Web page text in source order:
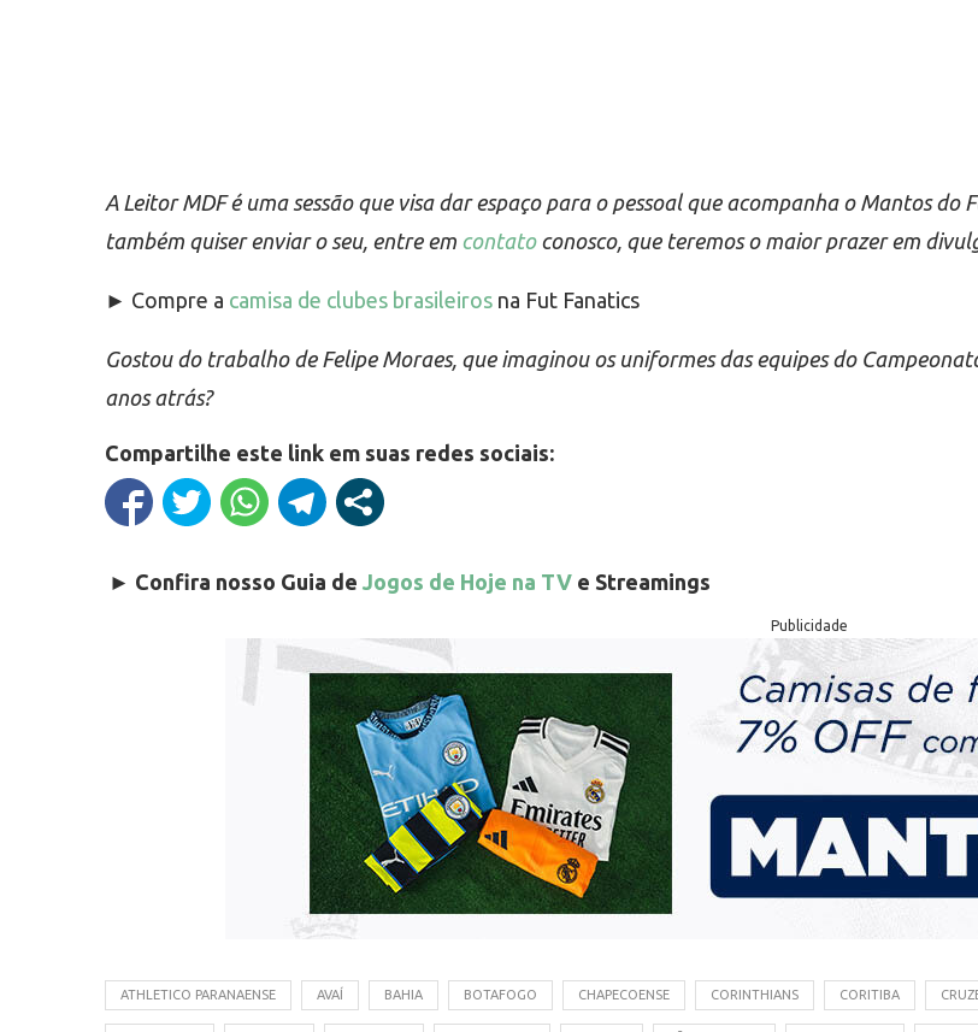
A Leitor MDF é uma sessão que visa dar espaço para o pessoal que acompanha o Mantos
também quiser enviar o seu, entre em contatoconosco, que teremos o maior prazer em
► Compre a camisa de clubes brasileiros na Fut Fanatics
Gostou do trabalho de Felipe Moraes, que imaginou os uniformes das equipes do
anos atrás?
Compartilhe este link em suas redes sociais:
► Confira nosso Guia de Jogos de Hoje na TV e Streamings
Publicidade
ATHLETICO PARANAENSE AVAÍ BAHIA BOTAFOGO CHAPECOENSE CORINTHIANS CORITIBA